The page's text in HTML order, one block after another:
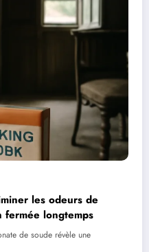
les odeurs de
fermée longtemps
de soude révèle une